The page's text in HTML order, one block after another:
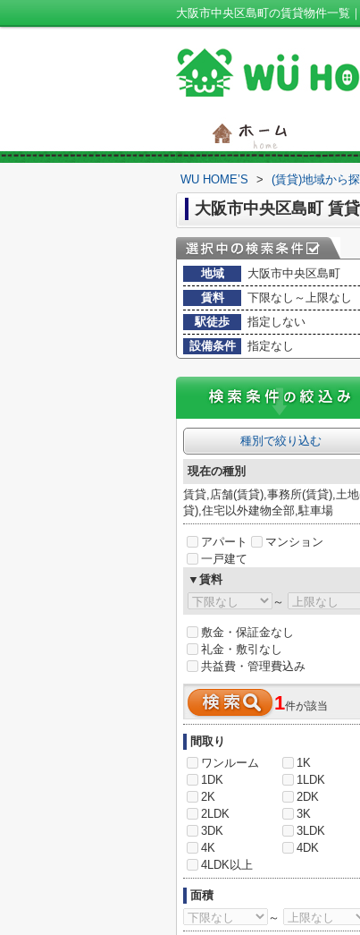
大阪市中央区島町の賃貸物件一覧
WU HOME’S > (賃貸)地域から
大阪市中央区島町 賃
地域
大阪市中央区島町
賃料
下限なし～上限なし
駅徒歩
指定しない
設備条件
指定なし
種別で絞り込む
現在の種別
賃貸,店舗(賃貸),事務所(賃貸),土
貸),住宅以外建物全部,駐車場
アパート
マンション
一戸建て
▼賃料
～
敷金・保証金なし
礼金・敷引なし
共益費・管理費込み
1件が該当
間取り
ワンルーム
1K
1DK
1LDK
2K
2DK
2LDK
3K
3DK
3LDK
4K
4DK
4LDK以上
面積
～